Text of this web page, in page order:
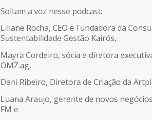
Soltam a voz nesse podcast:
Liliane Rocha, CEO e Fundadora da
Sustentabilidade Gestão Kairós,
Mayra Cordeiro, sócia e diretora
OMZ.ag,
Dani Ribeiro, Diretora de Criação da
Luana Araujo, gerente de novos
FM e